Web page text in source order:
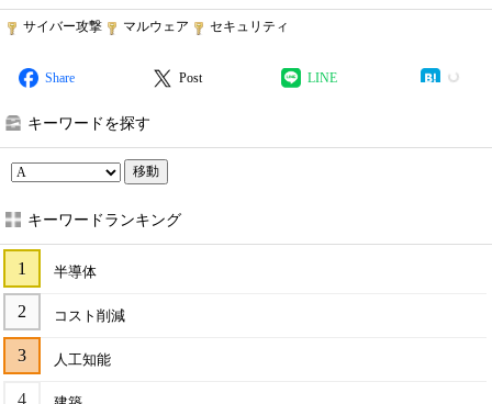
サイバー攻撃 マルウェア セキュリティ
Share Post LINE
キーワードを探す
移動
キーワードランキング
半導体
コスト削減
人工知能